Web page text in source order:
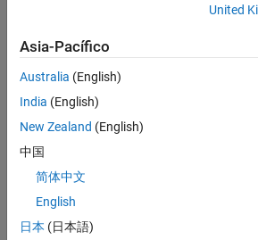
en su
Senior Program Manager
Senior
Program
Experimentado
United
Asia-Pacífico
Australia (English)
India (English)
New Zealand (English)
中国
简体中文
English
日本 (日本語)